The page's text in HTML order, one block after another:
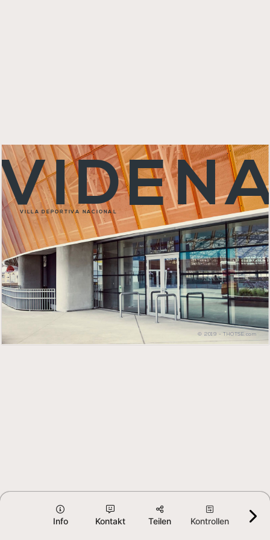
Info Kontakt Teilen Kontrollen
© 201 9 - THO TSE.com
VILLA  DEPOR TIVA  NAC IONA